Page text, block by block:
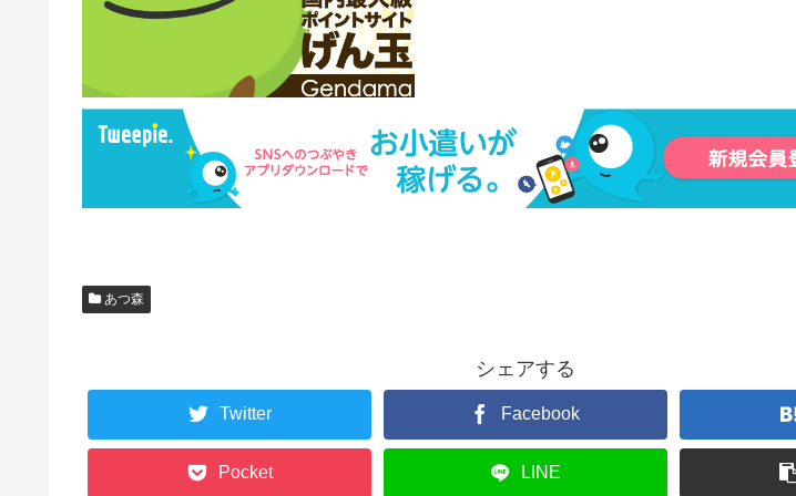
あつ森
シェアする
Twitter Facebook
Pocket LINE